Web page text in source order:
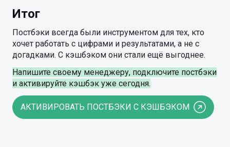
Итог
Постбэки всегда были инструментом для тех, кто
хочет работать с цифрами и результатами, а не с
догадками. С кэшбэком они стали ещё выгоднее.
Напишите своему менеджеру, подключите постбэки
и активируйте кэшбэк уже сегодня.
АКТИВИРОВАТЬ ПОСТБЭКИ С КЭШБЭКОМ